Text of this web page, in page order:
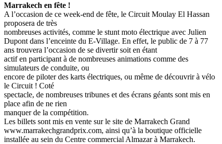
Marrakech en fête !
A l’occasion de ce week-end de fête, le Circuit Moulay El Hassan
proposera de très
nombreuses activités, comme le stunt moto électrique avec Julien
Dupont dans l’enceinte du E-Village. En effet, le public de 7 à 77
ans trouvera l’occasion de se divertir soit en étant
actif en participant à de nombreuses animations comme des
simulateurs de conduite, ou
encore de piloter des karts électriques, ou même de découvrir à vélo
le Circuit ! Coté
spectacle, de nombreuses tribunes et des écrans géants sont mis en
place afin de ne rien
manquer de la compétition.
Les billets sont mis en vente sur le site de Marrakech Grand
www.marrakechgrandprix.com, ainsi qu’à la boutique officielle
installée au sein du Centre commercial Almazar à Marrakech.